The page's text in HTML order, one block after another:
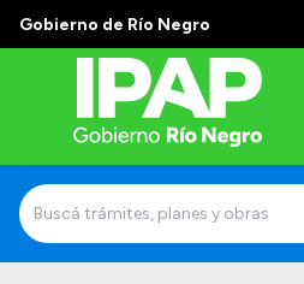
Gobierno de Río Negro